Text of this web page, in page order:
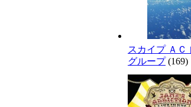
スカイプ ＡＣ
グループ(169)